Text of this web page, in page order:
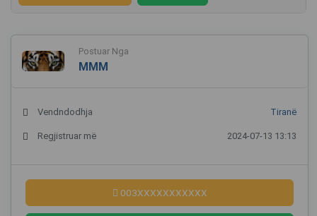
Postuar Nga
MMM
Vendndodhja Tiranë
Regjistruar më 2024-07-13 13:13
003XXXXXXXXXXX